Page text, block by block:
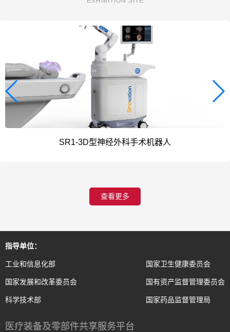
SR1-3D型神经外科手术机器人
查看更多
指导单位：
工业和信息化部
国家发展和改革委员会
科学技术部
国家卫生健康委员会
国有资产监督管理委员会
国家药品监督管理局
医疗装备及零部件共享服务平台